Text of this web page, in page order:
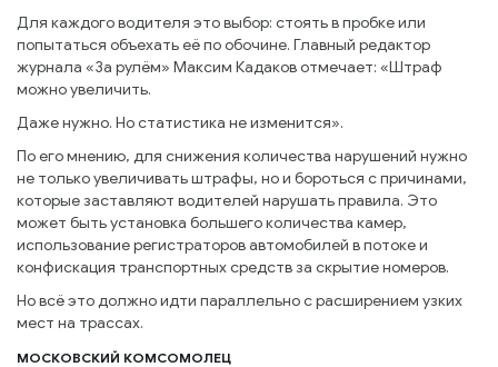
Для каждого водителя это выбор: стоять в пробке или
попытаться объехать её по обочине. Главный редактор
журнала «За рулём» Максим Кадаков отмечает: «Штраф
можно увеличить.
Даже нужно. Но статистика не изменится».
По его мнению, для снижения количества нарушений нужно
не только увеличивать штрафы, но и бороться с причинами,
которые заставляют водителей нарушать правила. Это
может быть установка большего количества камер,
использование регистраторов автомобилей в потоке и
конфискация транспортных средств за скрытие номеров.
Но всё это должно идти параллельно с расширением узких
мест на трассах.
МОСКОВСКИЙ КОМСОМОЛЕЦ